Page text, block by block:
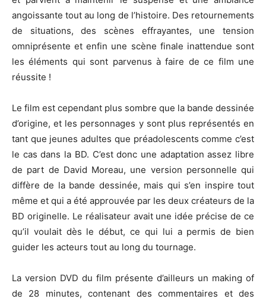
angoissante tout au long de l’histoire. Des retournements
de situations, des scènes effrayantes, une tension
omniprésente et enfin une scène finale inattendue sont
les éléments qui sont parvenus à faire de ce film une
réussite !
Le film est cependant plus sombre que la bande dessinée
d’origine, et les personnages y sont plus représentés en
tant que jeunes adultes que préadolescents comme c’est
le cas dans la BD. C’est donc une adaptation assez libre
de part de David Moreau, une version personnelle qui
diffère de la bande dessinée, mais qui s’en inspire tout
même et qui a été approuvée par les deux créateurs de la
BD originelle. Le réalisateur avait une idée précise de ce
qu’il voulait dès le début, ce qui lui a permis de bien
guider les acteurs tout au long du tournage.
La version DVD du film présente d’ailleurs un making of
de 28 minutes, contenant des commentaires et des